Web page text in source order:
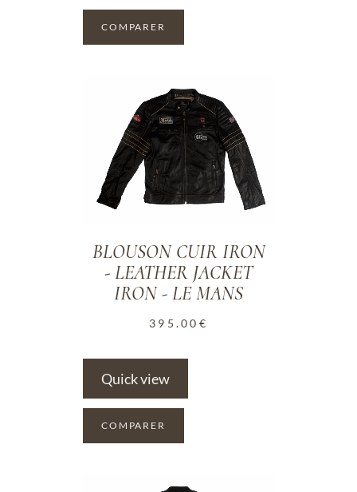
COMPARER
BLOUSON CUIR IRON
- LEATHER JACKET
IRON - LE MANS
395.00 €
Quick view
COMPARER